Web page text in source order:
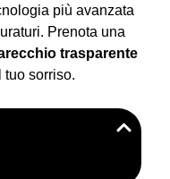
più avanzata
Prenota una
trasparente
tuo sorriso.